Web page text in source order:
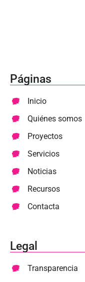
Páginas
Inicio
Quiénes somos
Proyectos
Servicios
Noticias
Recursos
Contacta
Legal
Transparencia